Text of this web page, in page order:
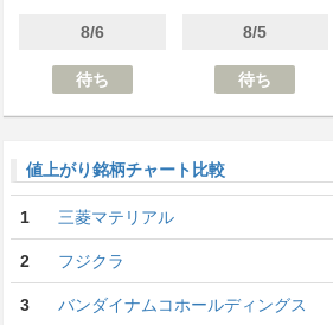
8/6
待ち
8/5
待ち
値上がり銘柄チャート比較
1 三菱マテリアル
2 フジクラ
3 バンダイナムコホールディングス